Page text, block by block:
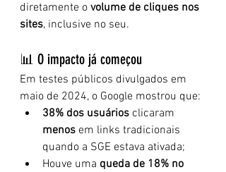
diretamente o volume de cliques nos
sites, inclusive no seu.
📊 O impacto já começou
Em testes públicos divulgados em
maio de 2024, o Google mostrou que:
38% dos usuários clicaram
menos em links tradicionais
quando a SGE estava ativada;
Houve uma queda de 18% no